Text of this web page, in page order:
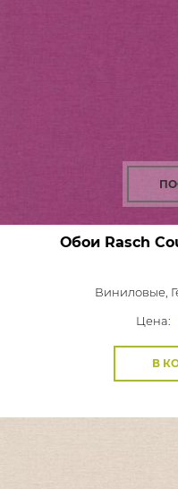
Обои Rasch
Виниловые,
Цена:
В